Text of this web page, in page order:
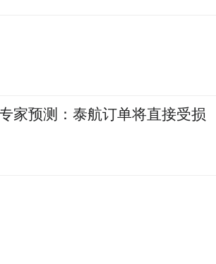
家预测：泰航订单将直接受损